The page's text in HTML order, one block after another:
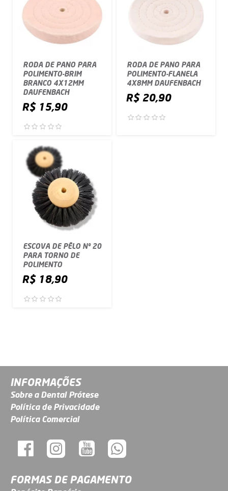
RODA DE PANO PARA
POLIMENTO-BRIM
BRANCO 4X12MM
DAUFENBACH
R$ 15,90
RODA DE PANO PARA
POLIMENTO-FLANELA
4X8MM DAUFENBACH
R$ 20,90
ESCOVA DE PÊLO Nº 20
PARA TORNO DE
POLIMENTO
R$ 18,90
INFORMAÇÕES
Sobre a Dental Prótese
Política de Privacidade
Política Comercial
FORMAS DE PAGAMENTO